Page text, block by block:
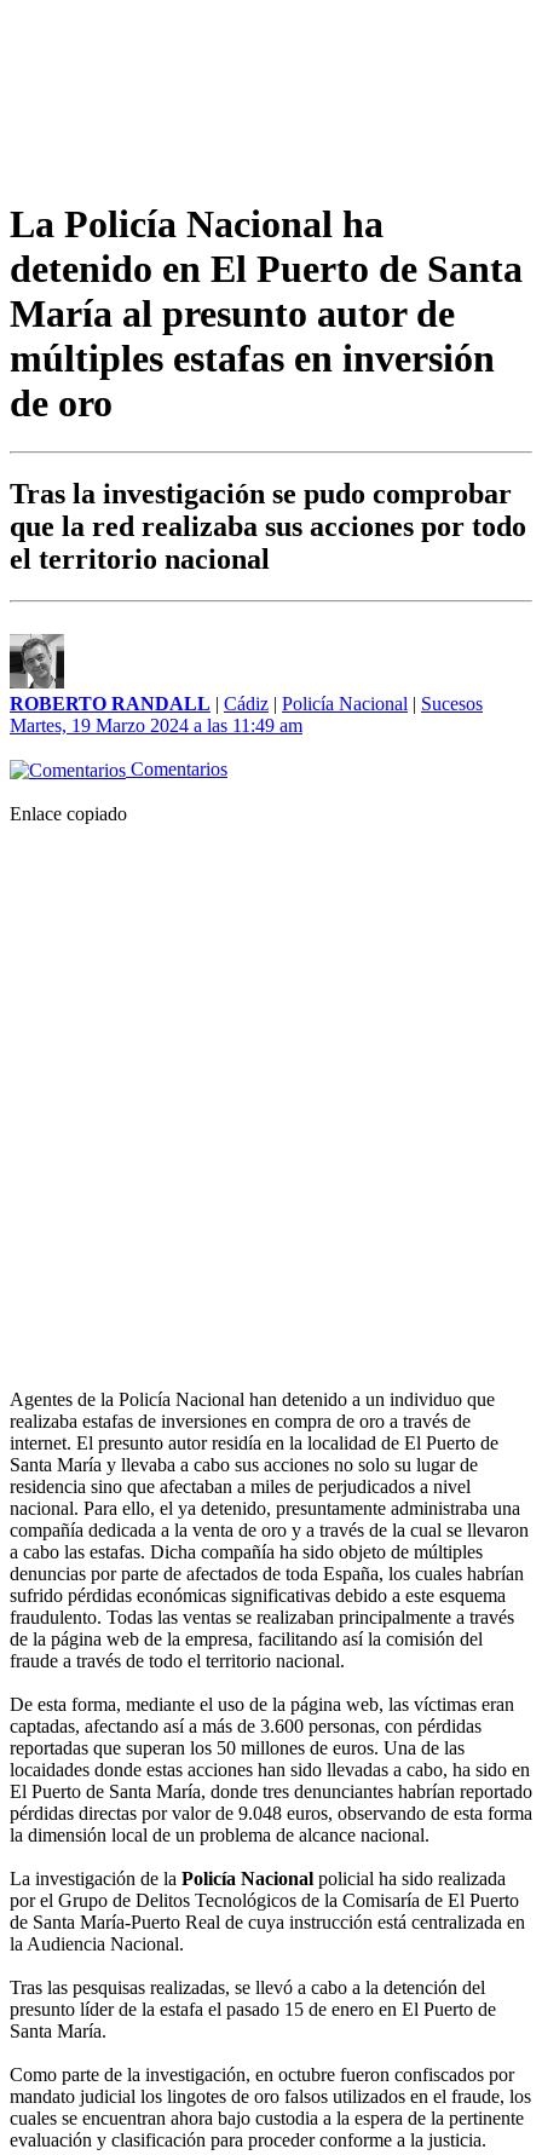
La Policía Nacional ha
detenido en El Puerto de Santa
María al presunto autor de
múltiples estafas en inversión
de oro
Tras la investigación se pudo comprobar
que la red realizaba sus acciones por todo
el territorio nacional
ROBERTO RANDALL | Cádiz | Policía Nacional | Sucesos
Martes, 19 Marzo 2024 a las 11:49 am
Comentarios
Enlace copiado
Agentes de la Policía Nacional han detenido a un individuo que
realizaba estafas de inversiones en compra de oro a través de
internet. El presunto autor residía en la localidad de El Puerto de
Santa María y llevaba a cabo sus acciones no solo su lugar de
residencia sino que afectaban a miles de perjudicados a nivel
nacional. Para ello, el ya detenido, presuntamente administraba una
compañía dedicada a la venta de oro y a través de la cual se llevaron
a cabo las estafas. Dicha compañía ha sido objeto de múltiples
denuncias por parte de afectados de toda España, los cuales habrían
sufrido pérdidas económicas significativas debido a este esquema
fraudulento. Todas las ventas se realizaban principalmente a través
de la página web de la empresa, facilitando así la comisión del
fraude a través de todo el territorio nacional.
De esta forma, mediante el uso de la página web, las víctimas eran
captadas, afectando así a más de 3.600 personas, con pérdidas
reportadas que superan los 50 millones de euros. Una de las
locaidades donde estas acciones han sido llevadas a cabo, ha sido en
El Puerto de Santa María, donde tres denunciantes habrían reportado
pérdidas directas por valor de 9.048 euros, observando de esta forma
la dimensión local de un problema de alcance nacional.
La investigación de la Policía Nacional policial ha sido realizada
por el Grupo de Delitos Tecnológicos de la Comisaría de El Puerto
de Santa María-Puerto Real de cuya instrucción está centralizada en
la Audiencia Nacional.
Tras las pesquisas realizadas, se llevó a cabo a la detención del
presunto líder de la estafa el pasado 15 de enero en El Puerto de
Santa María.
Como parte de la investigación, en octubre fueron confiscados por
mandato judicial los lingotes de oro falsos utilizados en el fraude, los
cuales se encuentran ahora bajo custodia a la espera de la pertinente
evaluación y clasificación para proceder conforme a la justicia.